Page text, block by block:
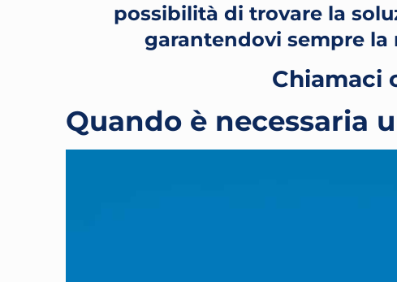
possibilità di trovare la
garantendovi sempre la
Chiamaci
Quando è necessaria